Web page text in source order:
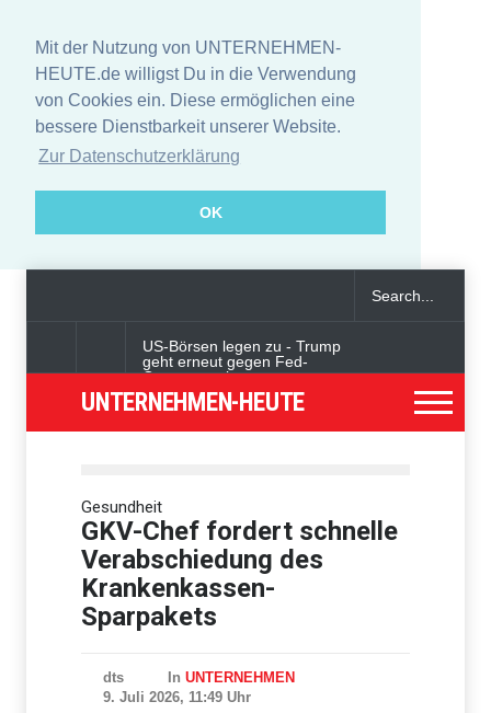
Mit der Nutzung von UNTERNEHMEN-
HEUTE.de willigst Du in die Verwendung
von Cookies ein. Diese ermöglichen eine
bessere Dienstbarkeit unserer Website.
Zur Datenschutzerklärung
OK
US-Börsen legen zu - Trump
geht erneut gegen Fed-
Gouverneurin vor
Iran stellt harte Bedingungen
für Öffnung der Straße von
Hormus
UNTERNEHMEN-HEUTE
Gesundheit
GKV-Chef fordert schnelle
Verabschiedung des
Krankenkassen-
Sparpakets
dts In UNTERNEHMEN
9. Juli 2026, 11:49 Uhr